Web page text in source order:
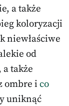
a także
koloryzacji
niewłaściwe
od
także
ombre i co
uniknąć